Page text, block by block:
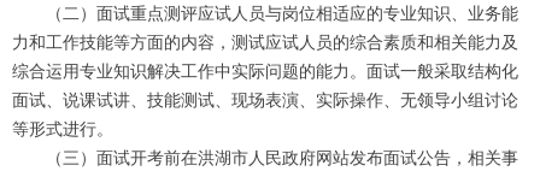
（二）面试重点测评应试人员与岗位相适应的专业知识、业务能
力和工作技能等方面的内容，测试应试人员的综合素质和相关能力及
综合运用专业知识解决工作中实际问题的能力。面试一般采取结构化
面试、说课试讲、技能测试、现场表演、实际操作、无领导小组讨论
等形式进行。
（三）面试开考前在洪湖市人民政府网站发布面试公告，相关事